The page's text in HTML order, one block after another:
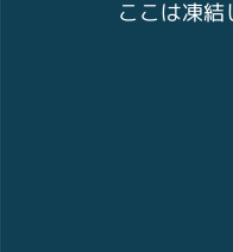
ここは凍結